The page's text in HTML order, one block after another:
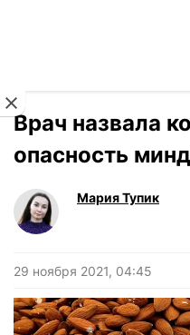
Врач назвала
опасность
Мария Тупик
29 ноября 2021, 04:45